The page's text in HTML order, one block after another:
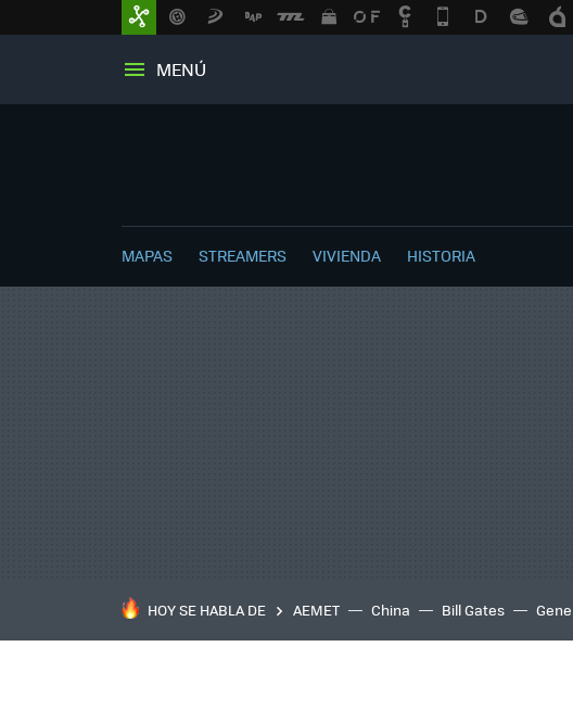
MENÚ
MAPAS STREAMERS VIVIENDA HISTORIA
HOY SE HABLA DE AEMET China Bill Gates